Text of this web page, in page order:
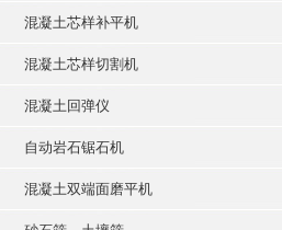
混凝土芯样补平机
混凝土芯样切割机
混凝土回弹仪
自动岩石锯石机
混凝土双端面磨平机